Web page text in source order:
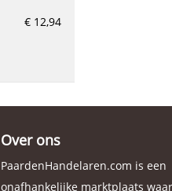
€ 12,94
Over ons
PaardenHandelaren.com is een
onafhankelijke marktplaats